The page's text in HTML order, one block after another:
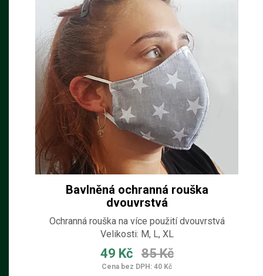
Bavlněná ochranná rouška
dvouvrstvá
Ochranná rouška na více použití dvouvrstvá
Velikosti: M, L, XL
49 Kč 85 Kč
Cena bez DPH: 40 Kč